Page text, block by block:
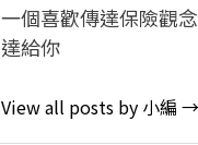
一個喜歡傳達保險觀
達給你
View all posts by 小編 →